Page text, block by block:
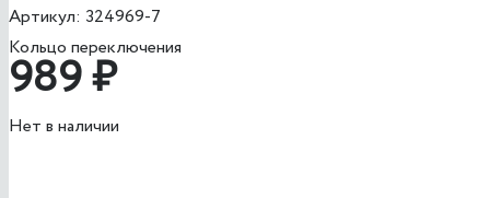
Артикул: 324969-7
Кольцо переключения
989₽
Нет в наличии